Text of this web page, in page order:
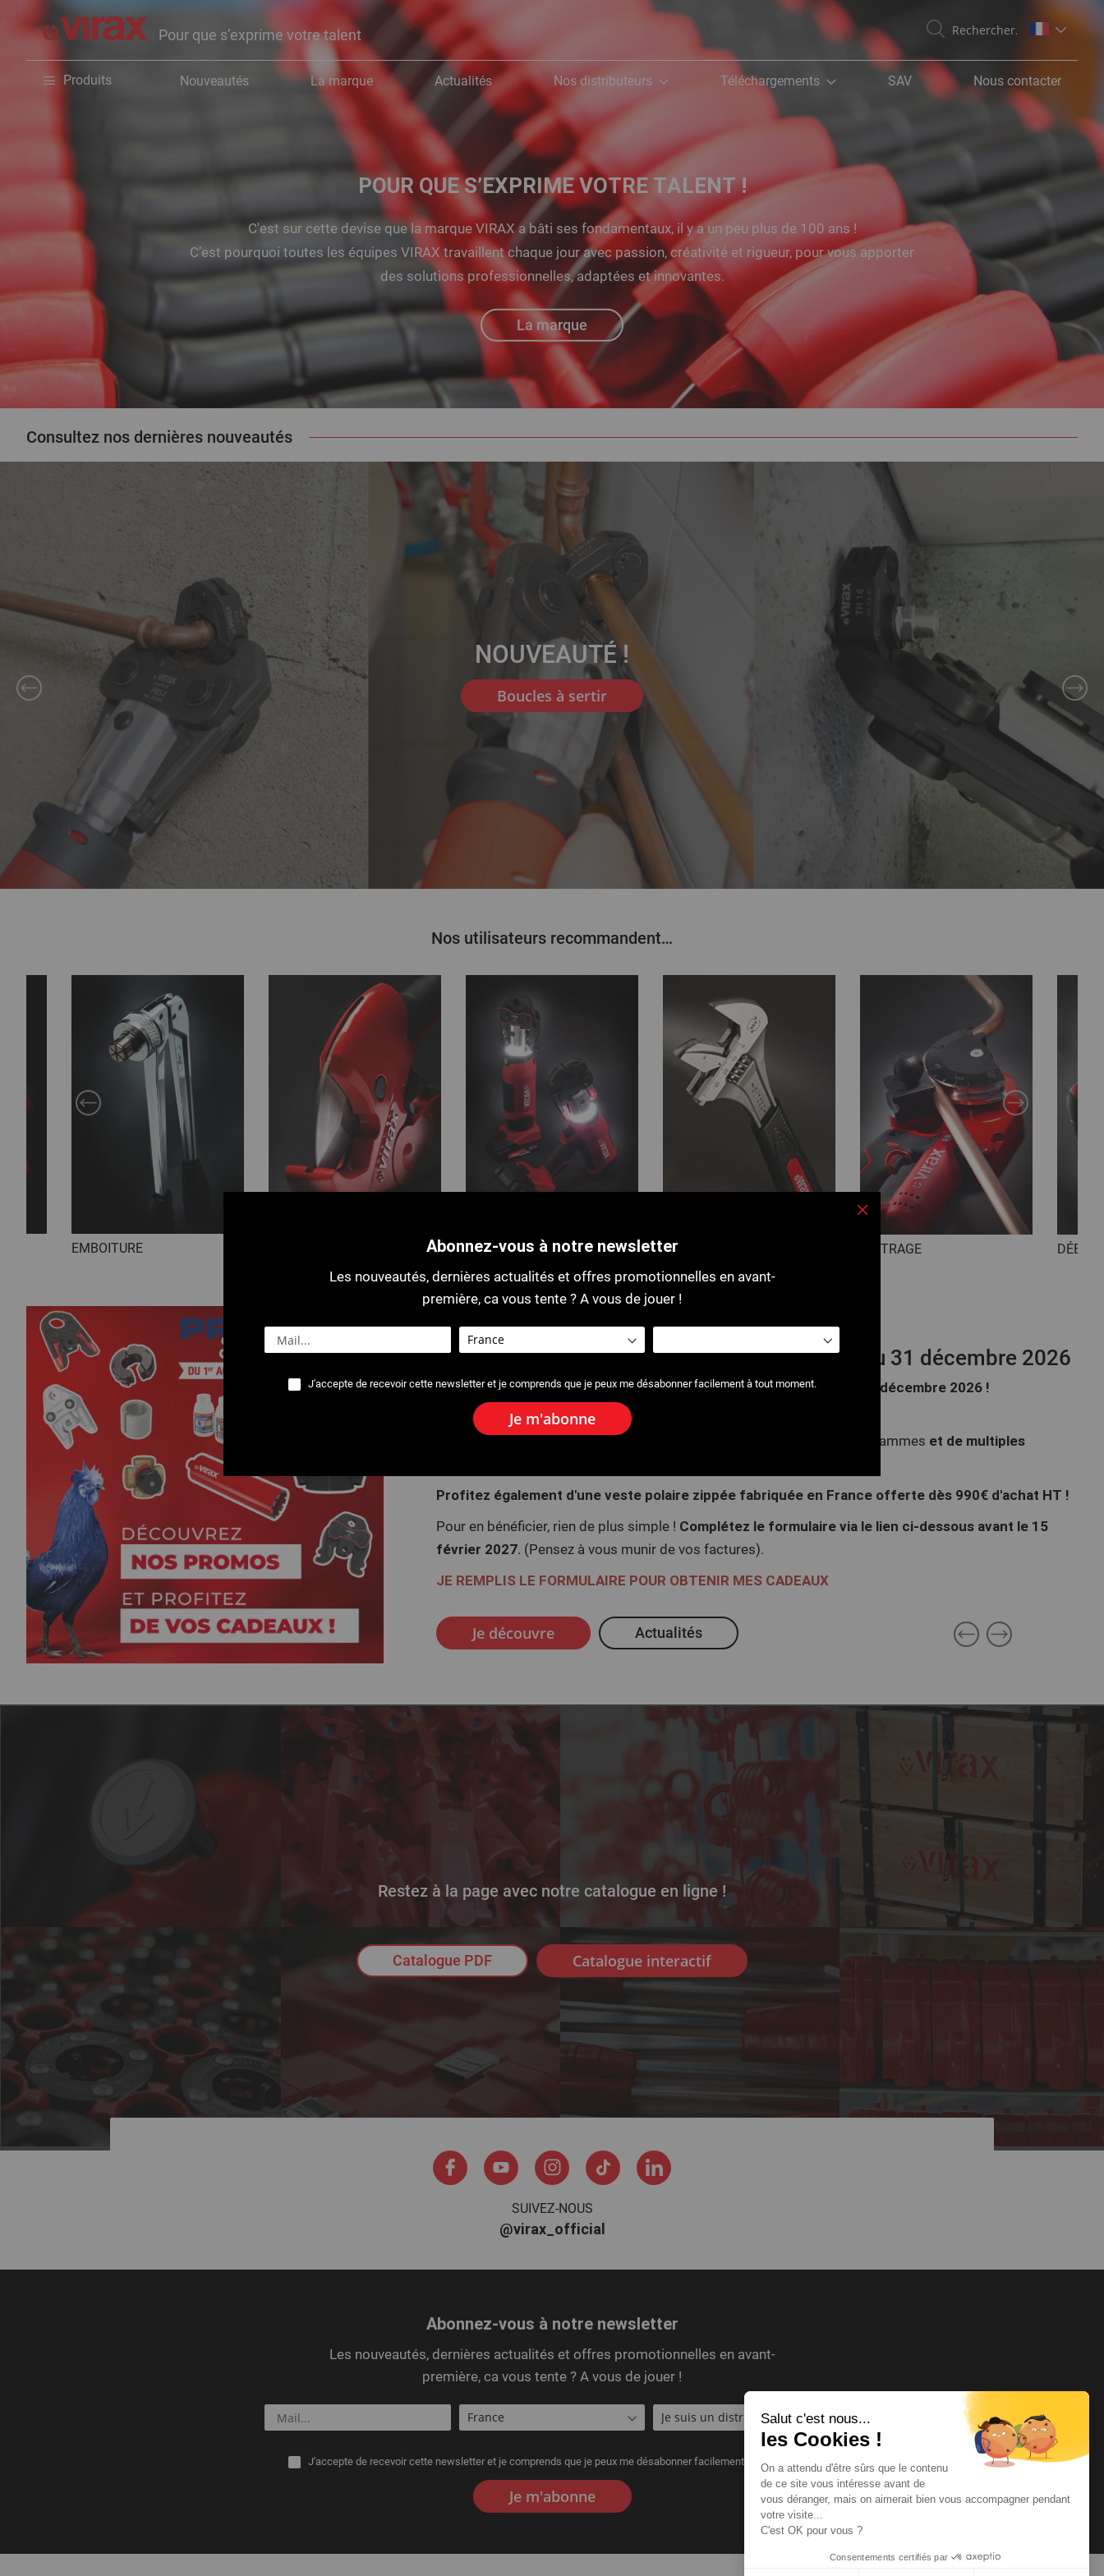
Pour que s’exprime votre talent
Produits Nouveautés La marque Actualités Nos distributeurs Téléchargements SAV Nous contacter
POUR QUE S’EXPRIME VOTRE TALENT !
C'est sur cette devise que la marque VIRAX a bâti ses fondamentaux, il y a un peu plus de 100 ans !
C’est pourquoi toutes les équipes VIRAX travaillent chaque jour avec passion, créativité et rigueur, pour vous apporter
des solutions professionnelles, adaptées et innovantes.
La marque
Consultez nos dernières nouveautés
NOUVEAUTÉ !
Boucles à sertir
Nos utilisateurs recommandent…
EMBOITURE SERTISSAGE SERRAGE CINTRAGE
ACTUALITÉS
Les Promos Frenchy Virax ! Du 01 août 2026 au 31 décembre 2026
Découvrez nos nouvelles promotions immanquables du1er août au 31 décembre 2026 !
Des offres spécialement conçues pour vous, installateurs !
Bénéficiezde réductions sur de nombreux produits parmi toute nos gammes et de multiples
Profitez également d'une veste polaire zippée fabriquée en France offerte dès 990€ d'achat HT !
Pour en bénéficier, rien de plus simple ! Complétez le formulaire via le lien ci-dessous avant le 15
février 2027. (Pensez à vous munir de vos factures).
JE REMPLIS LE FORMULAIRE POUR OBTENIR MES CADEAUX
Je découvre Actualités
Restez à la page avec notre catalogue en ligne !
Catalogue PDF Catalogue interactif
SUIVEZ-NOUS
@virax_official
Abonnez-vous à notre newsletter
Les nouveautés, dernières actualités et offres promotionnelles en avant-
première, ca vous tente ? A vous de jouer !
J'accepte de recevoir cette newsletter et je comprends que je peux me désabonner facilement à tout moment.
Je m'abonne
Fermer
Abonnez-vous à notre newsletter
Les nouveautés, dernières actualités et offres promotionnelles en avant-
première, ca vous tente ? A vous de jouer !
J'accepte de recevoir cette newsletter et je comprends que je peux me désabonner facilement à tout moment.
Je m'abonne
Salut c'est nous...
les Cookies !
On a attendu d'être sûrs que le contenu
de ce site vous intéresse avant de
vous déranger, mais on aimerait bien vous accompagner pendant
votre visite...
C'est OK pour vous ?
Consentements certifiés par